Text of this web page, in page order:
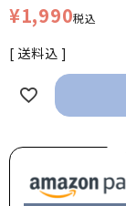
¥1,990税込
送料込